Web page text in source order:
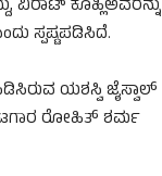
ವಿರಾಟ್ ಕೊಹ್ಲಿಅವರನ್ನು
ಸ್ಪಷ್ಟಪಡಿಸಿದೆ.
ಯಶಸ್ವಿ ಜೈಸ್ವಾಲ್
ಆಟಗಾರ ರೋಹಿತ್ ಶರ್ಮ